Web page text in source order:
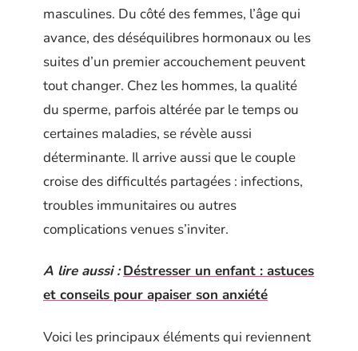
masculines. Du côté des femmes, l’âge qui
avance, des déséquilibres hormonaux ou les
suites d’un premier accouchement peuvent
tout changer. Chez les hommes, la qualité
du sperme, parfois altérée par le temps ou
certaines maladies, se révèle aussi
déterminante. Il arrive aussi que le couple
croise des difficultés partagées : infections,
troubles immunitaires ou autres
complications venues s’inviter.
A lire aussi : Déstresser un enfant : astuces
et conseils pour apaiser son anxiété
Voici les principaux éléments qui reviennent